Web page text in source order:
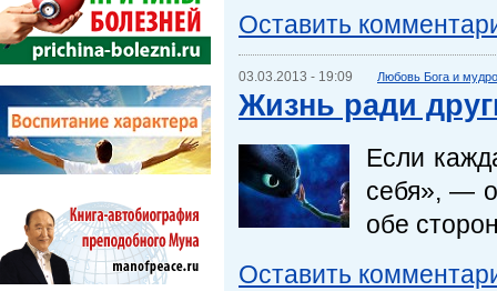
Оставить
03.03.2013 - 19:09 Любовь Бога и
Жизнь ради
Если
себя», —
обе
Оставить